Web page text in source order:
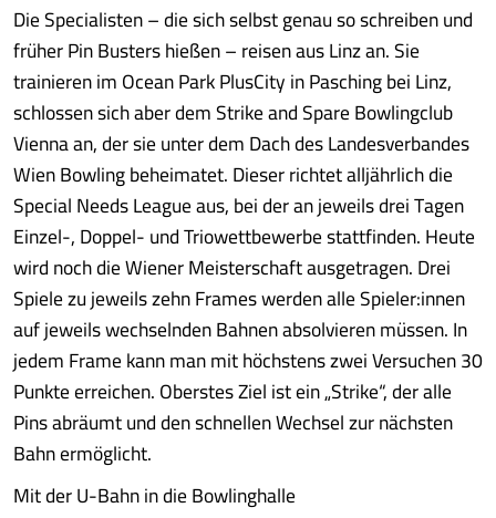
Die Specialisten – die sich selbst genau so schreiben und
früher Pin Busters hießen – reisen aus Linz an. Sie
trainieren im Ocean Park PlusCity in Pasching bei Linz,
schlossen sich aber dem Strike and Spare Bowlingclub
Vienna an, der sie unter dem Dach des Landesverbandes
Wien Bowling beheimatet. Dieser richtet alljährlich die
Special Needs League aus, bei der an jeweils drei Tagen
Einzel-, Doppel- und Triowettbewerbe stattfinden. Heute
wird noch die Wiener Meisterschaft ausgetragen. Drei
Spiele zu jeweils zehn Frames werden alle Spieler:innen
auf jeweils wechselnden Bahnen absolvieren müssen. In
jedem Frame kann man mit höchstens zwei Versuchen 30
Punkte erreichen. Oberstes Ziel ist ein „Strike“, der alle
Pins abräumt und den schnellen Wechsel zur nächsten
Bahn ermöglicht.
Mit der U-Bahn in die Bowlinghalle